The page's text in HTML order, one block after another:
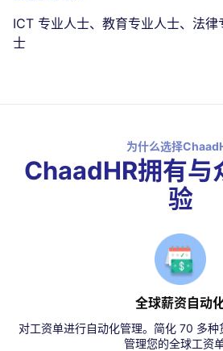
ICT 专业人士、教育专业人士、法律
士
为什么选择
ChaadHR拥有与
验
全球薪资自动
对工资单进行自动化管理。简化 70 多
管理您的全球工资单